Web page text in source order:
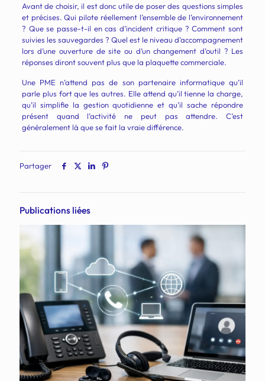
Avant de choisir, il est donc utile de poser des questions simples
et précises. Qui pilote réellement l’ensemble de l’environnement
? Que se passe-t-il en cas d’incident critique ? Comment sont
suivies les sauvegardes ? Quel est le niveau d’accompagnement
lors d’une ouverture de site ou d’un changement d’outil ? Les
réponses diront souvent plus que la plaquette commerciale.
Une PME n’attend pas de son partenaire informatique qu’il
parle plus fort que les autres. Elle attend qu’il tienne la charge,
qu’il simplifie la gestion quotidienne et qu’il sache répondre
présent quand l’activité ne peut pas attendre. C’est
généralement là que se fait la vraie différence.
Partager
Publications liées